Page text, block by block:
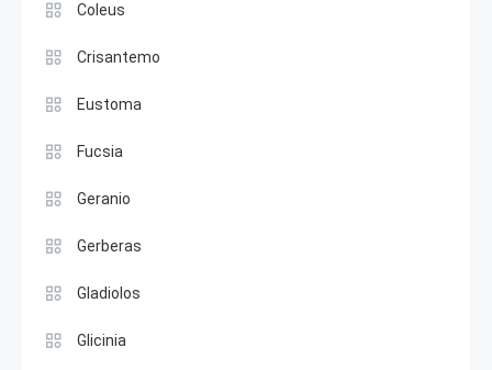
Coleus
Crisantemo
Eustoma
Fucsia
Geranio
Gerberas
Gladiolos
Glicinia